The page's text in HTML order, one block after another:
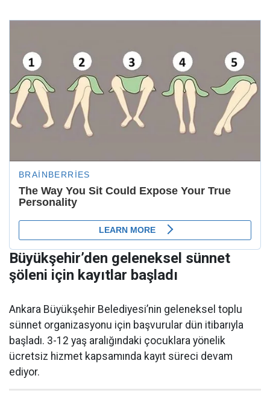
Büyükşehir’den geleneksel sünnet
şöleni için kayıtlar başladı
Ankara Büyükşehir Belediyesi’nin geleneksel toplu
sünnet organizasyonu için başvurular dün itibarıyla
başladı. 3-12 yaş aralığındaki çocuklara yönelik
ücretsiz hizmet kapsamında kayıt süreci devam
ediyor.